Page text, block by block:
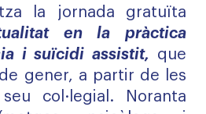
la jornada gratuïta
en la pràctica
i suïcidi assistit, que
gener, a partir de les
col·legial. Noranta